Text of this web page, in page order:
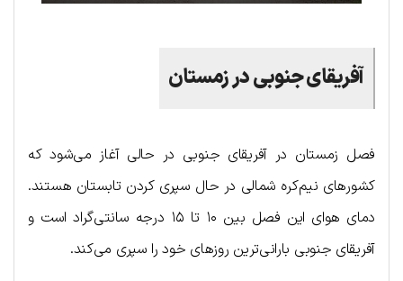
آفریقای جنوبی در زمستان
فصل زمستان در آفریقای جنوبی در حالی آغاز می‌شود که
کشورهای نیم‌کره شمالی در حال سپری کردن تابستان هستند.
دمای هوای این فصل بین ۱۰ تا ۱۵ درجه سانتی‌گراد است و
آفریقای جنوبی بارانی‌ترین روزهای خود را سپری می‌کند.